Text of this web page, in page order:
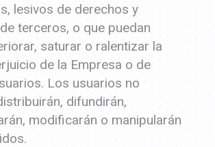
lesivos de derechos y
terceros, o que puedan
saturar o ralentizar la
de la Empresa o de
Los usuarios no
difundirán,
modificarán o manipularán